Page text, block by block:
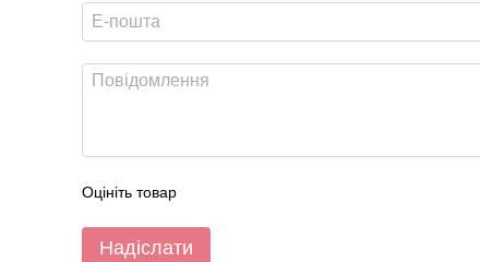
Оцініть товар
Надіслати